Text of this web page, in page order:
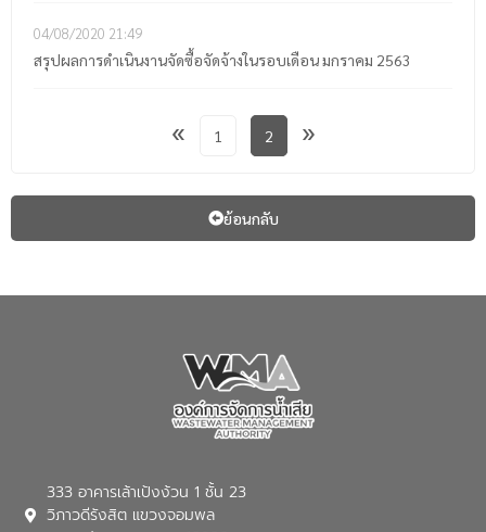
04/08/2020 21:49
สรุปผลการดำเนินงานจัดซื้อจัดจ้างในรอบเดือน มกราคม 2563
« 1 2 »
ย้อนกลับ
333 อาคารเล้าเป้งง้วน 1 ชั้น 23
วิภาวดีรังสิต แขวงจอมพล